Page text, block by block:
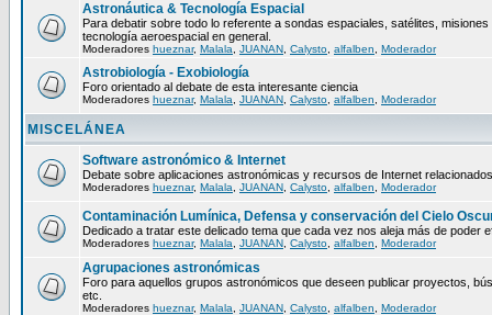
Astronáutica & Tecnología Espacial
Para debatir sobre todo lo referente a sondas espaciales, satélites,
tecnología aeroespacial en general.
Moderadores hueznar, Malala JUANAN Calysto alfalben Moderador
Astrobiología - Exobiología
Foro orientado al debate de esta interesante ciencia
Moderadores hueznar, Malala JUANAN Calysto alfalben Moderador
MISCELÁNEA
Software astronómico & Internet
Debate sobre aplicaciones astronómicas y recursos de Internet
Moderadores hueznar, Malala JUANAN Calysto alfalben Moderador
Contaminación Lumínica, Defensa y conservación del Cielo
Dedicado a tratar este delicado tema que cada vez nos aleja más de poder
Moderadores hueznar, Malala JUANAN Calysto alfalben Moderador
Agrupaciones astronómicas
Foro para aquellos grupos astronómicos que deseen publicar proyectos,
etc.
Moderadores hueznar, Malala JUANAN Calysto alfalben Moderador